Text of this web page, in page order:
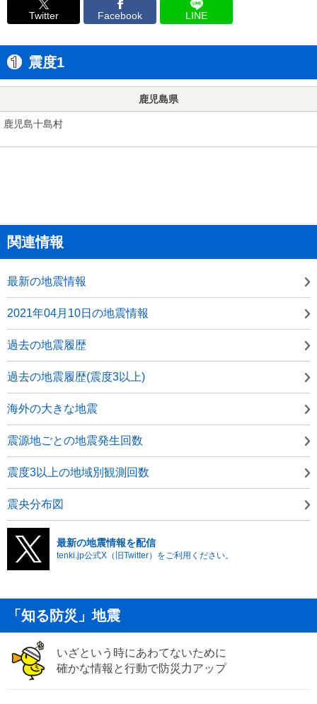
Twitter Facebook LINE
震度1
鹿児島県
鹿児島十島村
関連情報
最新の地震情報
2021年04月10日の地震情報
過去の地震履歴
過去の地震履歴(震度3以上)
海外の大きな地震
震源地ごとの地震発生回数
震度3以上の地域別観測回数
震央分布図
最新の地震情報を配信
tenki.jp公式X（旧Twitter）をご利用ください。
「知る防災」地震
いざという時にあわてないために
確かな情報と行動で防災力アップ